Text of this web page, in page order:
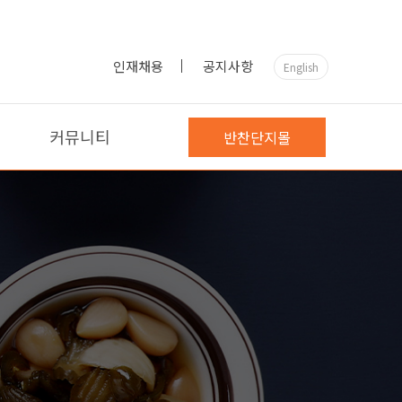
인재채용 공지사항 English
커뮤니티 반찬단지몰